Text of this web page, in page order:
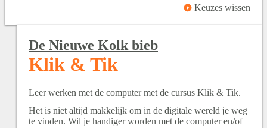
Keuzes wissen
De Nieuwe Kolk bieb
Klik & Tik
Leer werken met de computer met de cursus Klik & Tik.
Het is niet altijd makkelijk om in de digitale wereld je weg
te vinden. Wil je handiger worden met de computer en/of